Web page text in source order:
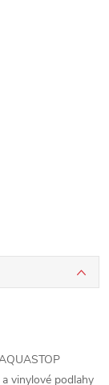
vinylové podlahy